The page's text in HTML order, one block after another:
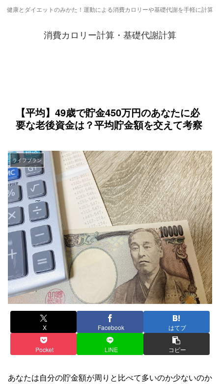
健康とダイエットのみかた！運動による消費カロリーや基礎代謝を手軽に計算
消費カロリー計算・基礎代謝計算
【平均】49歳で貯金450万円のあなたに必
要な老後資金は？平均貯金額を交えて考察
ライフプラン
X Facebook はてブ
Pocket LINE コピー
あなたは自分の貯金額が周りと比べて多いのか少ないのか